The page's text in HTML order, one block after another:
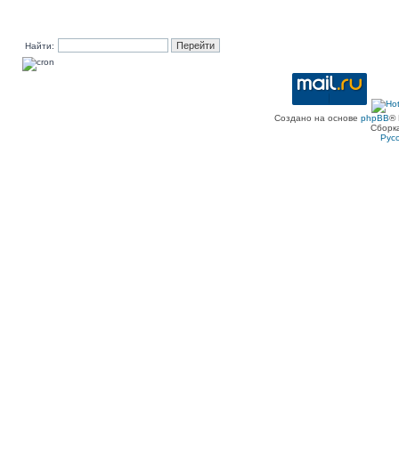
Найти:
Создано на основе phpBB®